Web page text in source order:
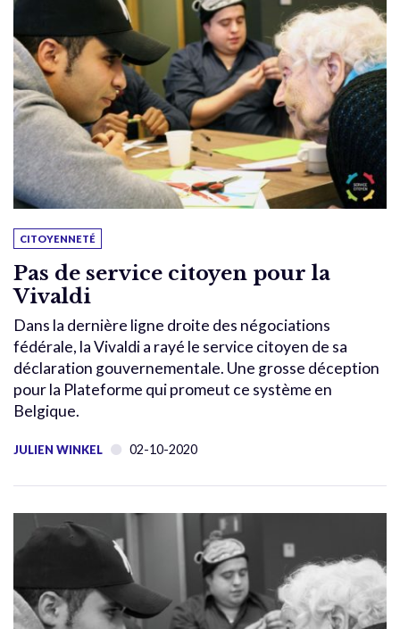
CITOYENNETÉ
Pas de service citoyen pour la
Vivaldi
Dans la dernière ligne droite des négociations
fédérale, la Vivaldi a rayé le service citoyen de sa
déclaration gouvernementale. Une grosse déception
pour la Plateforme qui promeut ce système en
Belgique.
JULIEN WINKEL 02-10-2020